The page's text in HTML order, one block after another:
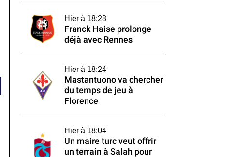
Hier à 18:28
Franck Haise prolonge
déjà avec Rennes
Hier à 18:24
Mastantuono va chercher
du temps de jeu à
Florence
Hier à 18:04
Un maire turc veut offrir
un terrain à Salah pour